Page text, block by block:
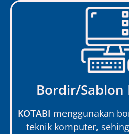
Bordir/
KOTABI menggunakan
teknik komputer,